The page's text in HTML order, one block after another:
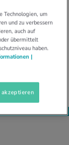
Dauer muss
Damit dies
Darm, dann ist
Technologien, um
und zu verbessern
auch auf
übermittelt
haben.
|